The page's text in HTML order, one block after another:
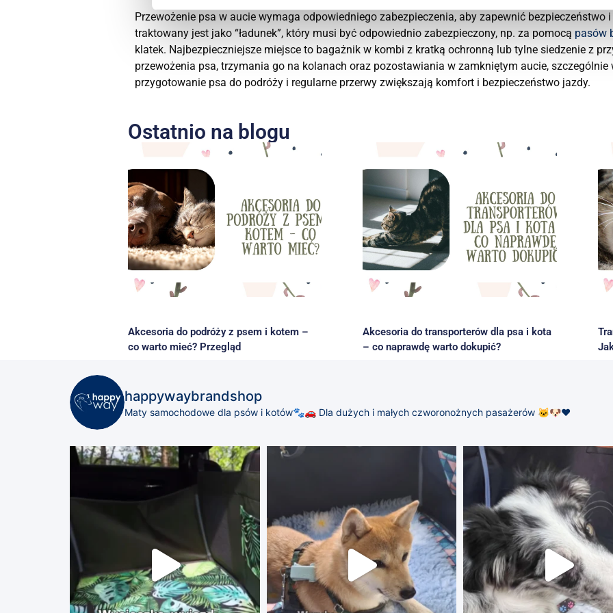
Przewożenie psa w aucie wymaga odpowiedniego zabezpieczenia, aby zapewnić bezpieczeństwo
traktowany jest jako “ładunek”, który musi być odpowiednio zabezpieczony, np. za pomocą pasów
klatek. Najbezpieczniejsze miejsce to bagażnik w kombi z kratką ochronną lub tylne siedzenie z
przewożenia psa, trzymania go na kolanach oraz pozostawiania w zamkniętym aucie, szczególnie
przygotowanie psa do podróży i regularne przerwy zwiększają komfort i bezpieczeństwo jazdy.
Ostatnio na blogu
Akcesoria do podróży z psem i kotem –
co warto mieć? Przegląd
Akcesoria do transporterów dla psa i kota
– co naprawdę warto dokupić?
happywaybrandshop
Maty samochodowe dla psów i kotów🐾🚗 Dla dużych i małych czworonożnych pasażerów 🐱🐶❤️